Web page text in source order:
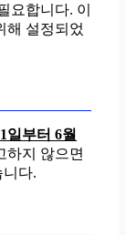
요합니다. 이
해 설정되었
일부터 6월
하지 않으면
다.